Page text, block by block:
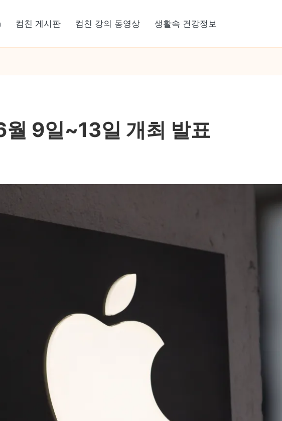
컴친 게시판 컴친 강의 동영상 생활속 건강정보
9일~13일 개최 발표